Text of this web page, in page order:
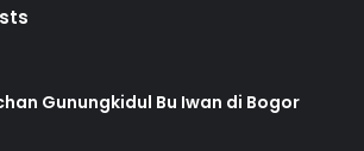
Gunungkidul Bu Iwan di Bogor